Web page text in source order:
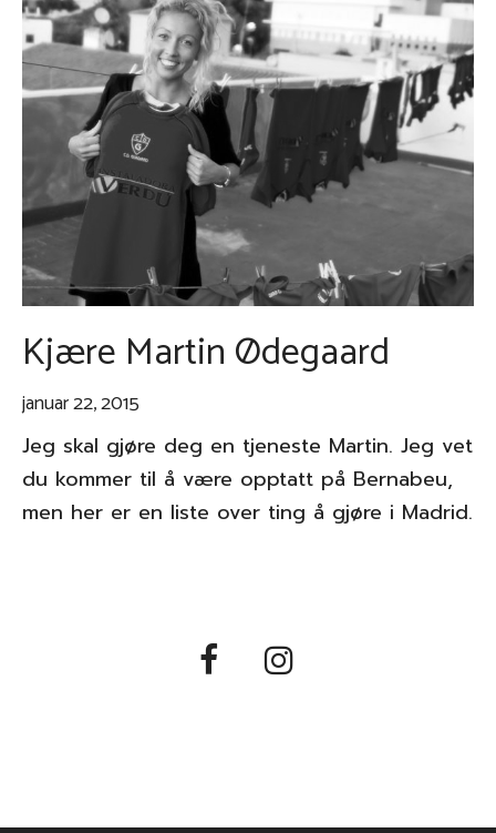
Kjære Martin Ødegaard
januar 22, 2015
Jeg skal gjøre deg en tjeneste Martin. Jeg vet
du kommer til å være opptatt på Bernabeu,
men her er en liste over ting å gjøre i Madrid.